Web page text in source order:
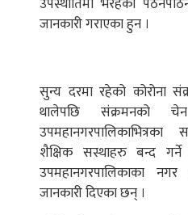
जानकारी गराएका हुन ।
सुन्य दरमा रहेको कोरोना
थालेपछि संक्रमनको
शैक्षिक सस्थाहरु बन्द
उपमहानगरपालिकाका
जानकारी दिएका छन् ।